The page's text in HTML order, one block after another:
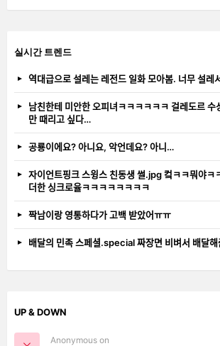
실시간 트렌드
역대급으로 설레는 레전드 일화 모아봄. 너무
남친한테 미안한 오피녀ㅋㅋㅋㅋㅋㅋ 걸레도르
만 때리고 싶다…
공룡이에요? 아니요, 악언데요? 아니…
자이언트핑크 스윙스 친동생 썰.jpg 컼ㅋㅋ
더한 싱크로율ㅋㅋㅋㅋㅋㅋㅋㅋ
짝남이랑 영통하다가 고백 받았어ㅠㅠ
배달의 민족 스페셜.special 짜장면 비벼서
UP & DOWN
Anonymous on